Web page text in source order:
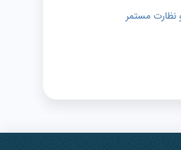
نظارت مستمر